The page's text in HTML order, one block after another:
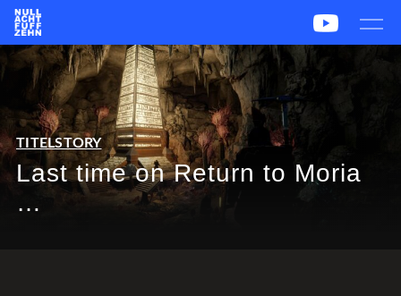
News Team CS2 PUBG eSport
Leetify csstats.gg PUBG OP.GG PUBG Report
TITELSTORY
Last time on Return to Moria
…